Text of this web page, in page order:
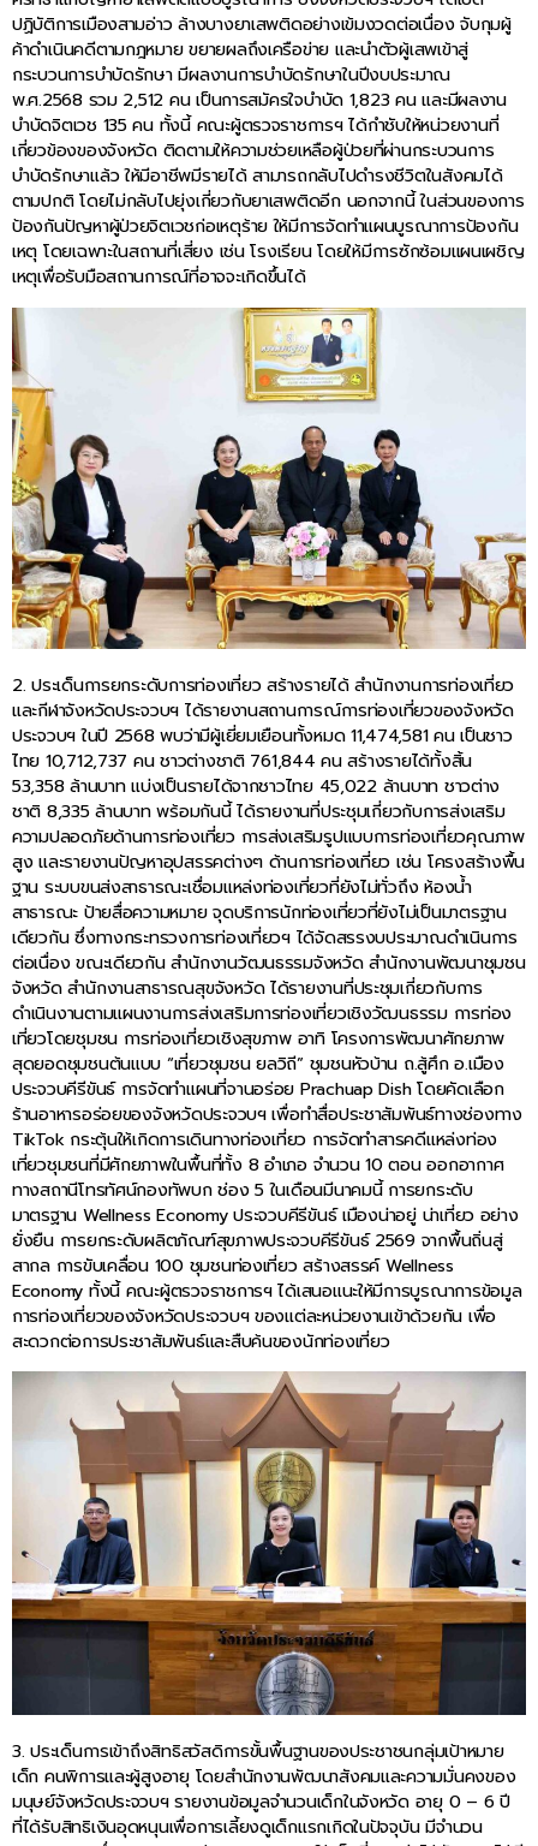
ปฏิบัติการเมืองสามอ่าว ล้างบางยาเสพติดอย่างเข้มงวดต่อเนื่อง จับกุมผู้
ค้าดำเนินคดีตามกฎหมาย ขยายผลถึงเครือข่าย และนำตัวผู้เสพเข้าสู่
กระบวนการบำบัดรักษา มีผลงานการบำบัดรักษาในปีงบประมาณ
พ.ศ.2568 รวม 2,512 คน เป็นการสมัครใจบำบัด 1,823 คน และมีผลงาน
บำบัดจิตเวช 135 คน ทั้งนี้ คณะผู้ตรวจราชการฯ ได้กำชับให้หน่วยงานที่
เกี่ยวข้องของจังหวัด ติดตามให้ความช่วยเหลือผู้ป่วยที่ผ่านกระบวนการ
บำบัดรักษาแล้ว ให้มีอาชีพมีรายได้ สามารถกลับไปดำรงชีวิตในสังคมได้
ตามปกติ โดยไม่กลับไปยุ่งเกี่ยวกับยาเสพติดอีก นอกจากนี้ ในส่วนของการ
ป้องกันปัญหาผู้ป่วยจิตเวชก่อเหตุร้าย ให้มีการจัดทำแผนบูรณาการป้องกัน
เหตุ โดยเฉพาะในสถานที่เสี่ยง เช่น โรงเรียน โดยให้มีการซักซ้อมแผนเผชิญ
เหตุเพื่อรับมือสถานการณ์ที่อาจจะเกิดขึ้นได้
2. ประเด็นการยกระดับการท่องเที่ยว สร้างรายได้ สำนักงานการท่องเที่ยว
และกีฬาจังหวัดประจวบฯ ได้รายงานสถานการณ์การท่องเที่ยวของจังหวัด
ประจวบฯ ในปี 2568 พบว่ามีผู้เยี่ยมเยือนทั้งหมด 11,474,581 คน เป็นชาว
ไทย 10,712,737 คน ชาวต่างชาติ 761,844 คน สร้างรายได้ทั้งสิ้น
53,358 ล้านบาท แบ่งเป็นรายได้จากชาวไทย 45,022 ล้านบาท ชาวต่าง
ชาติ 8,335 ล้านบาท พร้อมกันนี้ ได้รายงานที่ประชุมเกี่ยวกับการส่งเสริม
ความปลอดภัยด้านการท่องเที่ยว การส่งเสริมรูปแบบการท่องเที่ยวคุณภาพ
สูง และรายงานปัญหาอุปสรรคต่างๆ ด้านการท่องเที่ยว เช่น โครงสร้างพื้น
ฐาน ระบบขนส่งสาธารณะเชื่อมแหล่งท่องเที่ยวที่ยังไม่ทั่วถึง ห้องน้ำ
สาธารณะ ป้ายสื่อความหมาย จุดบริการนักท่องเที่ยวที่ยังไม่เป็นมาตรฐาน
เดียวกัน ซึ่งทางกระทรวงการท่องเที่ยวฯ ได้จัดสรรงบประมาณดำเนินการ
ต่อเนื่อง ขณะเดียวกัน สำนักงานวัฒนธรรมจังหวัด สำนักงานพัฒนาชุมชน
จังหวัด สำนักงานสาธารณสุขจังหวัด ได้รายงานที่ประชุมเกี่ยวกับการ
ดำเนินงานตามแผนงานการส่งเสริมการท่องเที่ยวเชิงวัฒนธรรม การท่อง
เที่ยวโดยชุมชน การท่องเที่ยวเชิงสุขภาพ อาทิ โครงการพัฒนาศักยภาพ
สุดยอดชุมชนต้นแบบ “เที่ยวชุมชน ยลวิถี” ชุมชนหัวบ้าน ถ.สู้ศึก อ.เมือง
ประจวบคีรีขันธ์ การจัดทำแผนที่จานอร่อย Prachuap Dish โดยคัดเลือก
ร้านอาหารอร่อยของจังหวัดประจวบฯ เพื่อทำสื่อประชาสัมพันธ์ทางช่องทาง
TikTok กระตุ้นให้เกิดการเดินทางท่องเที่ยว การจัดทำสารคดีแหล่งท่อง
เที่ยวชุมชนที่มีศักยภาพในพื้นที่ทั้ง 8 อำเภอ จำนวน 10 ตอน ออกอากาศ
ทางสถานีโทรทัศน์กองทัพบก ช่อง 5 ในเดือนมีนาคมนี้ การยกระดับ
มาตรฐาน Wellness Economy ประจวบคีรีขันธ์ เมืองน่าอยู่ น่าเที่ยว อย่าง
ยั่งยืน การยกระดับผลิตภัณฑ์สุขภาพประจวบคีรีขันธ์ 2569 จากพื้นถิ่นสู่
สากล การขับเคลื่อน 100 ชุมชนท่องเที่ยว สร้างสรรค์ Wellness
Economy ทั้งนี้ คณะผู้ตรวจราชการฯ ได้เสนอแนะให้มีการบูรณาการข้อมูล
การท่องเที่ยวของจังหวัดประจวบฯ ของแต่ละหน่วยงานเข้าด้วยกัน เพื่อ
สะดวกต่อการประชาสัมพันธ์และสืบค้นของนักท่องเที่ยว
3. ประเด็นการเข้าถึงสิทธิสวัสดิการขั้นพื้นฐานของประชาชนกลุ่มเป้าหมาย
เด็ก คนพิการและผู้สูงอายุ โดยสำนักงานพัฒนาสังคมและความมั่นคงของ
มนุษย์จังหวัดประจวบฯ รายงานข้อมูลจำนวนเด็กในจังหวัด อายุ 0 – 6 ปี
ที่ได้รับสิทธิเงินอุดหนุนเพื่อการเลี้ยงดูเด็กแรกเกิดในปัจจุบัน มีจำนวน